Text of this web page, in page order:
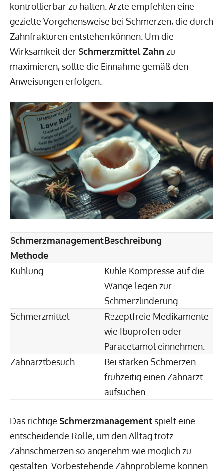
kontrollierbar zu halten. Ärzte empfehlen eine
gezielte Vorgehensweise bei Schmerzen, die durch
Zahnfrakturen entstehen können. Um die
Wirksamkeit der Schmerzmittel Zahn zu
maximieren, sollte die Einnahme gemäß den
Anweisungen erfolgen.
Schmerzmanagement
Methode
Beschreibung
Kühlung
Kühle Kompresse auf die
Wange legen zur
Schmerzlinderung.
Schmerzmittel
Rezeptfreie Medikamente
wie Ibuprofen oder
Paracetamol einnehmen.
Zahnarztbesuch
Bei starken Schmerzen
frühzeitig einen Zahnarzt
aufsuchen.
Das richtige Schmerzmanagement spielt eine
entscheidende Rolle, um den Alltag trotz
Zahnschmerzen so angenehm wie möglich zu
gestalten. Vorbestehende Zahnprobleme können